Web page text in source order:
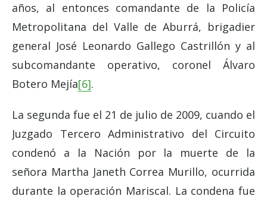
años, al entonces comandante de la Policía
Metropolitana del Valle de Aburrá, brigadier
general José Leonardo Gallego Castrillón y al
subcomandante operativo, coronel Álvaro
Botero Mejía[6].
La segunda fue el 21 de julio de 2009, cuando el
Juzgado Tercero Administrativo del Circuito
condenó a la Nación por la muerte de la
señora Martha Janeth Correa Murillo, ocurrida
durante la operación Mariscal. La condena fue